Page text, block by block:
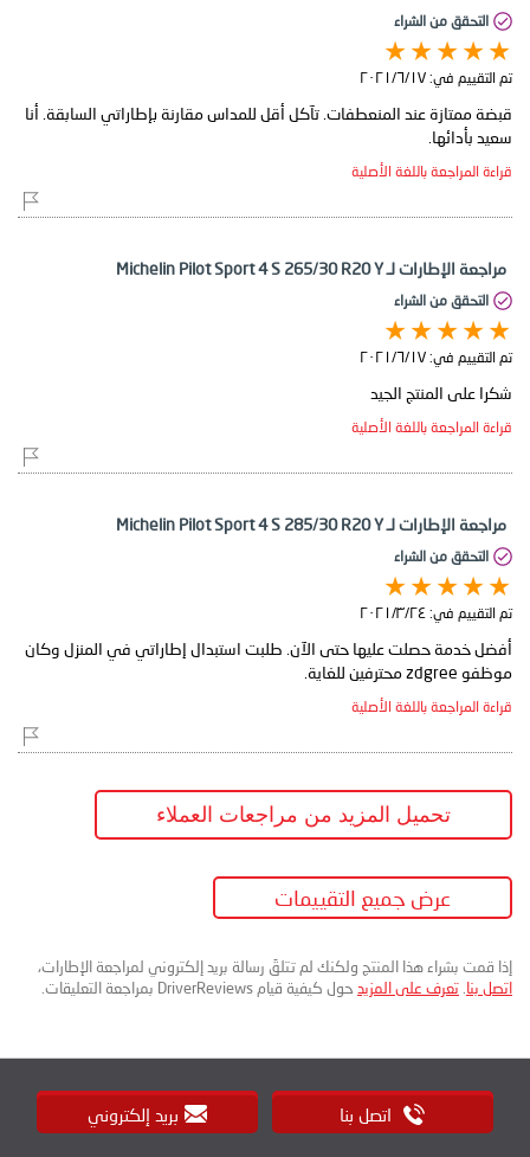
التحقق من الشراء
تم التقييم في: ١٧‏/٦‏/٢٠٢١
قبضة ممتازة عند المنعطفات. تآكل أقل للمداس مقارنة بإطاراتي السابقة. أنا
سعيد بأدائها.
قراءة المراجعة باللغة الأصلية
مراجعة الإطارات لـ Michelin Pilot Sport 4 S 265/30 R20 Y
التحقق من الشراء
تم التقييم في: ١٧‏/٦‏/٢٠٢١
شكرا على المنتج الجيد
قراءة المراجعة باللغة الأصلية
مراجعة الإطارات لـ Michelin Pilot Sport 4 S 285/30 R20 Y
التحقق من الشراء
تم التقييم في: ٢٤‏/٣‏/٢٠٢١
أفضل خدمة حصلت عليها حتى الآن. طلبت استبدال إطاراتي في المنزل وكان
موظفو zdgree محترفين للغاية.
قراءة المراجعة باللغة الأصلية
تحميل المزيد من مراجعات العملاء
عرض جميع التقييمات
إذا قمت بشراء هذا المنتج ولكنك لم تتلقَ رسالة بريد إلكتروني لمراجعة الإطارات،
اتصل بنا تعرف على المزيد حول كيفية قيام DriverReviews بمراجعة التعليقات.
اتصل بنا بريد إلكتروني